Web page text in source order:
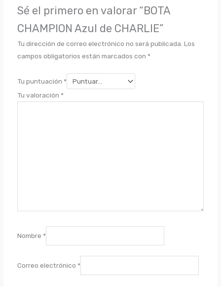
Sé el primero en valorar “BOTA
CHAMPION Azul de CHARLIE”
Tu dirección de correo electrónico no será publicada. Los
campos obligatorios están marcados con *
Tu puntuación *
Tu valoración *
Nombre *
Correo electrónico *